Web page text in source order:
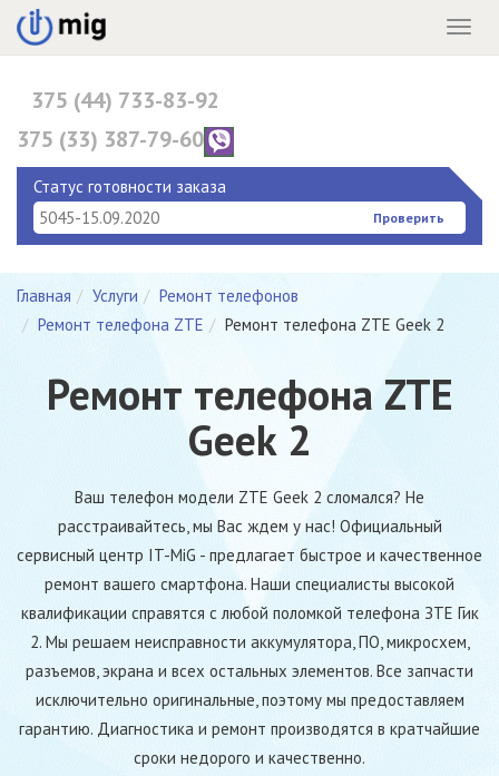
Menu
375 (44) 733-83-92
375 (33) 387-79-60
375 (17) 396-10-82
Статус готовности заказа
Проверить
Главная Услуги
Ремонт телефонов
Ремонт телефона ZTE
Ремонт телефона ZTE Geek 2
Ремонт телефона ZTE
Geek 2
Ваш телефон модели ZTE Geek 2 сломался? Не
расстраивайтесь, мы Вас ждем у нас! Официальный
сервисный центр IT-MiG - предлагает быстрое и качественное
ремонт вашего смартфона. Наши специалисты высокой
квалификации справятся с любой поломкой телефона ЗТЕ Гик
2. Мы решаем неисправности аккумулятора, ПО, микросхем,
разъемов, экрана и всех остальных элементов. Все запчасти
исключительно оригинальные, поэтому мы предоставляем
гарантию. Диагностика и ремонт производятся в кратчайшие
сроки недорого и качественно.